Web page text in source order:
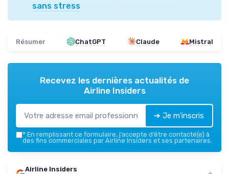
sans stress
Résumer ChatGPT Claude Mistral
Recevez les dernières actualités de
Airline Insiders
➔ Je m'inscris
* En remplissant ce formulaire, j’accepte d’être contacté(e) à
des fins commerciales par Airline Insiders et ses partenaires.
Airline Insiders